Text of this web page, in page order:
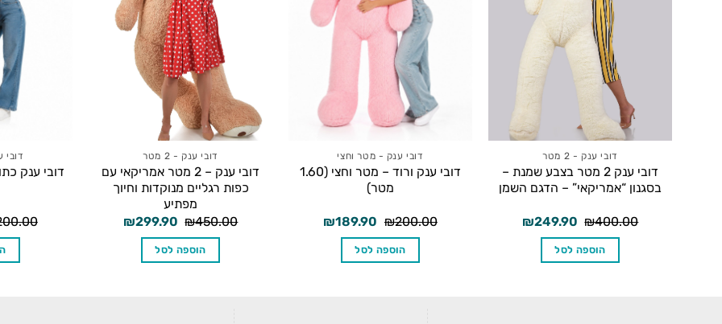
דובי ענק - 2 מטר
דובי ענק 2 מטר בצבע שמנת –
בסגנון “אמריקאי” – הדגם השמן
₪400.00 המחיר
היה:
₪400.00.
₪249.90
הוספה לסל
דובי ענק - מטר וחצי
דובי ענק ורוד – מטר וחצי (1.60
מטר)
₪200.00 המחיר
היה:
₪200.00.
₪189.90 המחיר
הוספה לסל
דובי ענק - 2 מטר
דובי ענק – 2 מטר אמריקאי עם
כפות רגליים מנוקדות וחיוך
מפתיע
₪450.00 המחיר
היה:
₪450.00.
₪299.90
הוספה לסל
דובי